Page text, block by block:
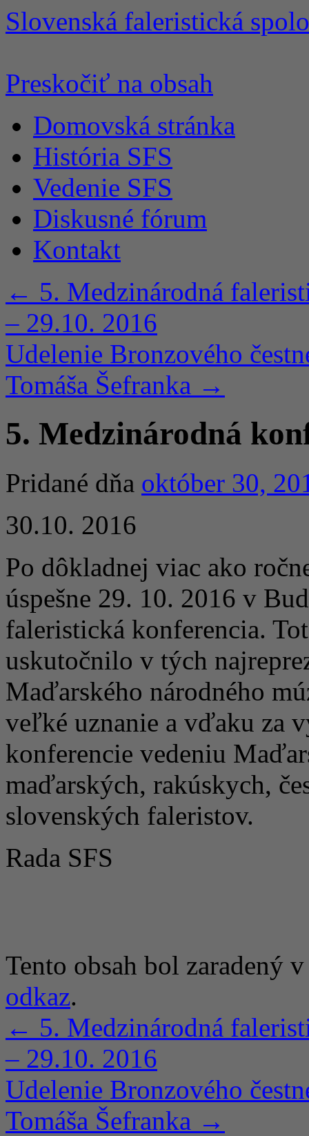
Slovenská faleristická
Preskočiť na obsah
Domovská stránka
História SFS
Vedenie SFS
Diskusné fórum
Kontakt
← 5. Medzinárodná
– 29.10. 2016
Udelenie Bronzového
Tomáša Šefranka →
5. Medzinárodná
Pridané dňa október 30,
30.10. 2016
Po dôkladnej viac ako
úspešne 29. 10. 2016 v
faleristická konferencia.
uskutočnilo v tých
Maďarského národného
veľké uznanie a vďaku za
konferencie vedeniu
maďarských, rakúskych,
slovenských faleristov.
Rada SFS
Tento obsah bol zaradený v
odkaz.
← 5. Medzinárodná
– 29.10. 2016
Udelenie Bronzového
Tomáša Šefranka →